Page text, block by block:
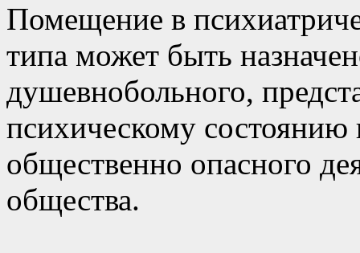
Помещение в
типа может быть
душевнобольного,
психическому состоянию
общественно опасного
общества.